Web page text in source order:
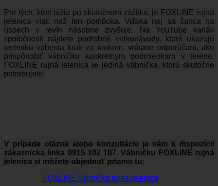
Pre tých, ktorí túžia po skutočnom zážitku, je FOXLINE rujná
jelenica viac než len pomôcka. Vďaka nej sa šanca na
úspech v revíri násobne zvyšuje. Na YouTube kanáli
spoločnosti nájdete podrobné videonávody, ktoré ukazujú
techniku vábenia krok za krokom, vrátane odporúčaní, ako
prispôsobiť vábničku konkrétnym podmienkam v teréne.
FOXLINE rujná jelenica je jediná vábnička, ktorú skutočne
potrebujete!
V prípade otázok alebo konzultácie je vám k dispozícii
zákaznícka linka 0915 102 107. Vábničku FOXLINE rujná
jelenica si môžete objednať priamo tu:
FOXLINE vábnička rujná jelenica